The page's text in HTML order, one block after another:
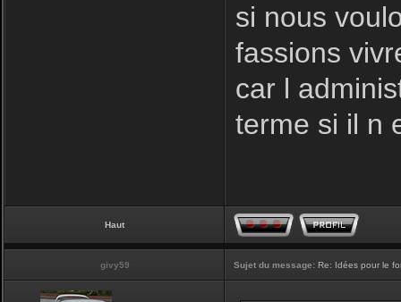
si nous
fassions
car l
terme si il n
Haut
givy59 Sujet du message: Re: Idées pour le